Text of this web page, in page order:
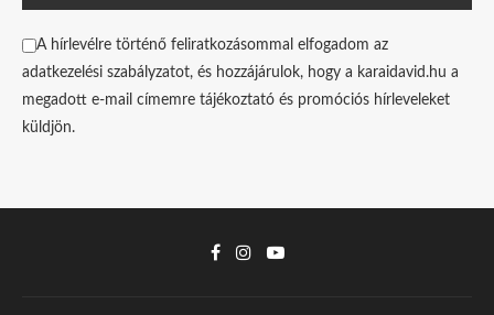
A hírlevélre történő feliratkozásommal elfogadom az
adatkezelési szabályzatot, és hozzájárulok, hogy a karaidavid.hu a
megadott e-mail címemre tájékoztató és promóciós hírleveleket
küldjön.